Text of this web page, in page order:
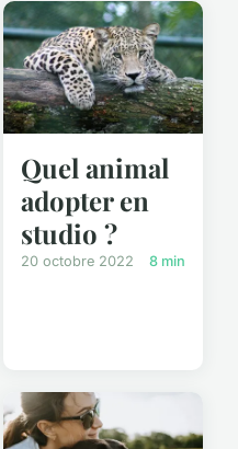
Quel animal
adopter en
studio ?
20 octobre 2022 8 min